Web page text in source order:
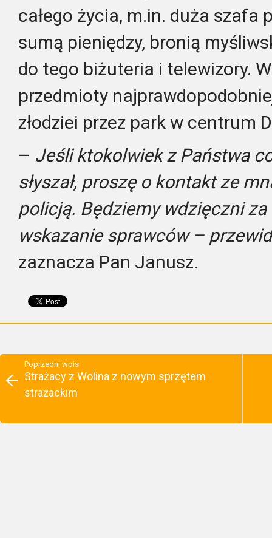
całego życia, m.in. duża szafa
sumą pieniędzy, bronią
do tego biżuteria i telewizory.
przedmioty
złodziei przez park w centrum
– Jeśli ktokolwiek z Państwa
słyszał, proszę o kontakt ze
policją. Będziemy wdzięczni
wskazanie sprawców –
zaznacza Pan Janusz.
Poprzedni wpis
Strażacy z Wolina z nowym sprzętem
strażackim